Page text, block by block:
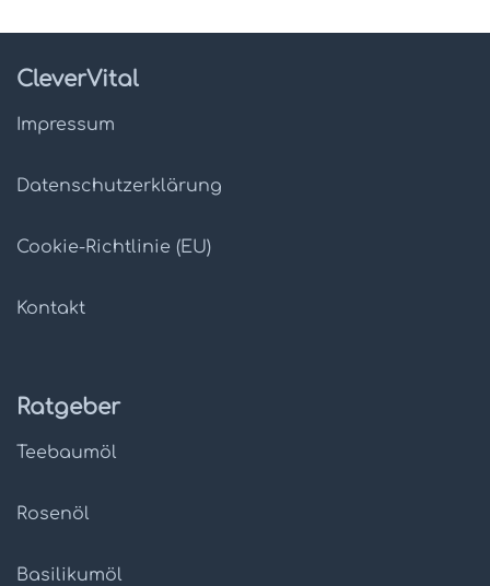
CleverVital
Impressum
Datenschutz­erklärung
Cookie-Richtlinie (EU)
Kontakt
Ratgeber
Teebaumöl
Rosenöl
Basilikumöl